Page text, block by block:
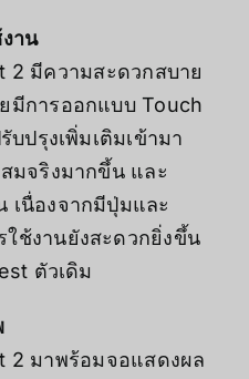
าน
วามสะดวกสบาย
มีการออกแบบ Touch
ปรุงเพิ่มเติมเข้ามา
มจริงมากขึ้น และ
เนื่องจากมีปุ่มและ
ช้งานยังสะดวกยิ่งขึ้น
ตัวเดิม
พร้อมจอแสดงผล